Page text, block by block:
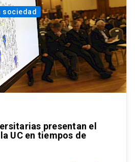
sociedad
presentan el
UC en tiempos de